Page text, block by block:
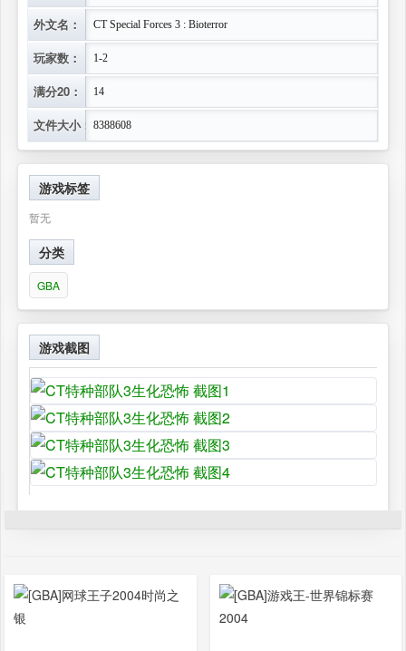
外文名： CT Special Forces 3 : Bioterror
玩家数： 1-2
满分20： 14
文件大小： 8388608
游戏标签
暂无
分类
GBA
游戏截图